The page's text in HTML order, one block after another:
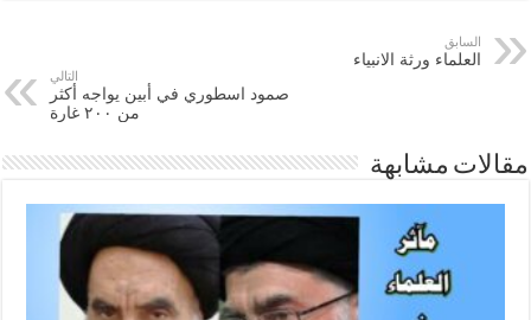
السابق
العلماء ورثة الانبياء
التالي
صمود اسطوري في أبين يواجه أكثر
من ۲۰۰ غارة
مقالات مشابهة